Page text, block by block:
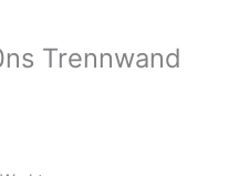
Trennwand